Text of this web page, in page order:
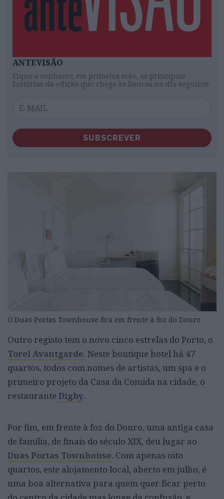
ANTEVISÃO
Fique a conhecer, em primeira mão, as principais
histórias da edição que chega às bancas no dia seguinte
SUBSCREVER
O Duas Portas Townhouse fica em frente à foz do Douro
Outro registo tem o novo cinco estrelas do Porto, o
Torel Avantgarde. Neste boutique hotel há 47
quartos, todos com nomes de artistas, um spa e o
primeiro projeto da Casa da Comida na cidade, o
restaurante Digby.
Por fim, em frente à foz do Douro, uma antiga casa
de família, de finais do século XIX, deu lugar ao
Duas Portas Townhouse. Com apenas oito
quartos, este alojamento local, aberto em julho, é
uma boa alternativa para quem quer ficar perto